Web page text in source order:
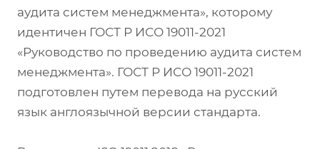
аудита систем менеджмента», которому
идентичен ГОСТ Р ИСО 19011-2021
«Руководство по проведению аудита систем
менеджмента». ГОСТ Р ИСО 19011-2021
подготовлен путем перевода на русский
язык англоязычной версии стандарта.